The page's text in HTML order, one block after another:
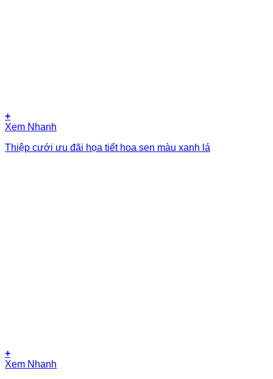
+
Xem Nhanh
Thiệp cưới ưu đãi họa tiết hoa sen màu xanh lá
+
Xem Nhanh